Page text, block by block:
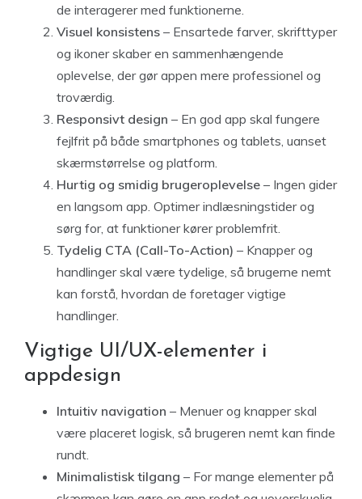
de interagerer med funktionerne.
Visuel konsistens – Ensartede farver, skrifttyper
og ikoner skaber en sammenhængende
oplevelse, der gør appen mere professionel og
troværdig.
Responsivt design – En god app skal fungere
fejlfrit på både smartphones og tablets, uanset
skærmstørrelse og platform.
Hurtig og smidig brugeroplevelse – Ingen gider
en langsom app. Optimer indlæsningstider og
sørg for, at funktioner kører problemfrit.
Tydelig CTA (Call-To-Action) – Knapper og
handlinger skal være tydelige, så brugerne nemt
kan forstå, hvordan de foretager vigtige
handlinger.
Vigtige UI/UX-elementer i
appdesign
Intuitiv navigation – Menuer og knapper skal
være placeret logisk, så brugeren nemt kan finde
rundt.
Minimalistisk tilgang – For mange elementer på